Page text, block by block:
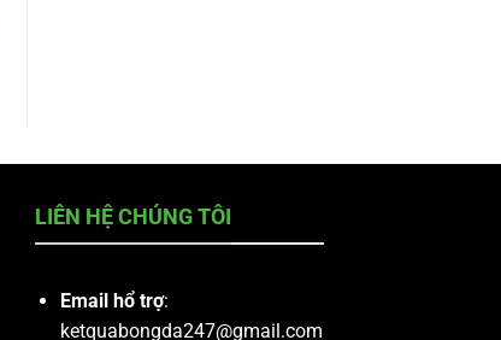
LIÊN HỆ CHÚNG TÔI
Email hổ trợ:
ketquabongda247@gmail.com